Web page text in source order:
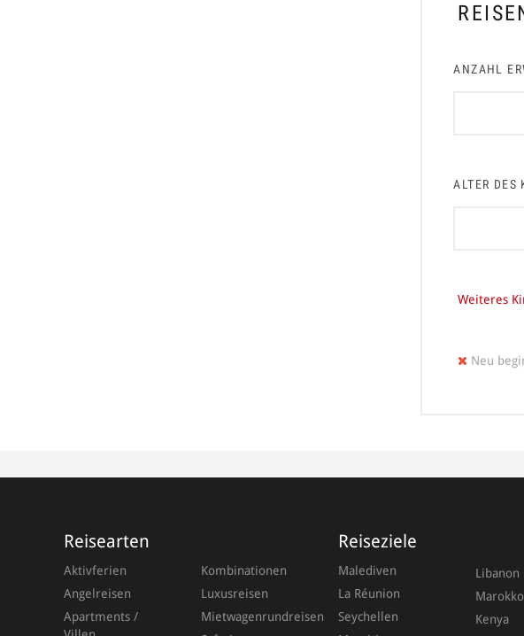
ANZAHL
ALTER DES
Weiteres
Neu
Reisearten
Aktivferien
Angelreisen
Apartments /
Kombinationen
Luxusreisen
Mietwagenrundreisen
Reiseziele
Malediven
La Réunion
Seychellen
Libanon
Marokko
Kenya